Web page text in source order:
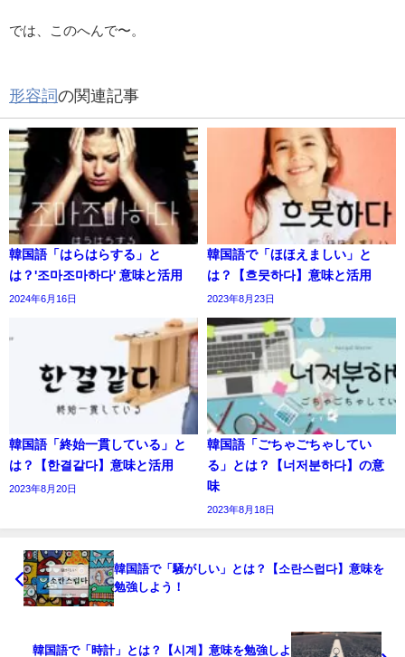
では、このへんで〜。
形容詞の関連記事
韓国語「はらはらする」と
は？'조마조마하다' 意味と活用
2024年6月16日
韓国語で「ほほえましい」と
は？【흐뭇하다】意味と活用
2023年8月23日
韓国語「終始一貫している」と
は？【한결같다】意味と活用
2023年8月20日
韓国語「ごちゃごちゃしてい
る」とは？【너저분하다】の意
味
2023年8月18日
韓国語で「騒がしい」とは？【소란스럽다】意味を
勉強しよう！
韓国語で「時計」とは？【시계】意味を勉強しよ